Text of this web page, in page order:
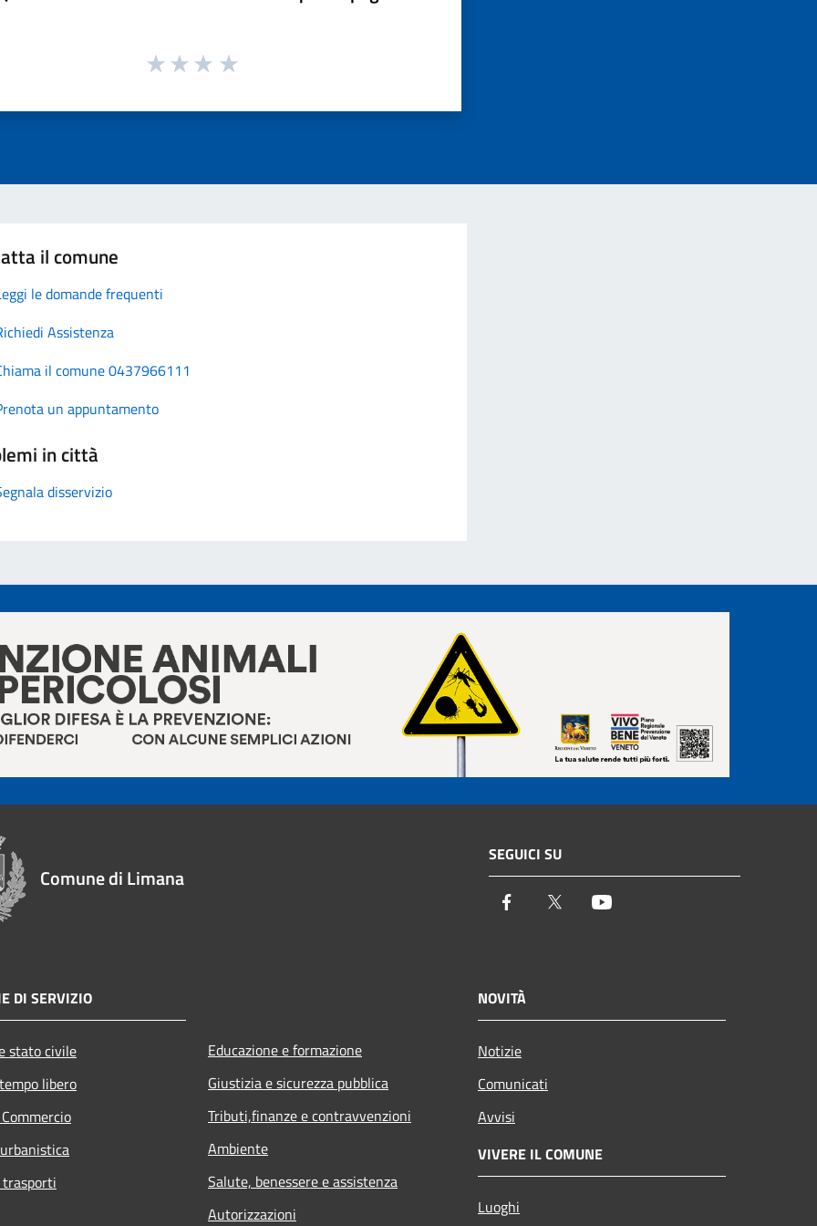
il comune
le domande frequenti
Assistenza
il comune 0437966111
un appuntamento
in città
disservizio
Comune di Limana
SEGUICI SU
Facebook Twitter
DI SERVIZIO
stato civile
libero
Educazione e formazione
Giustizia e sicurezza pubblica
Tributi,finanze e contravvenzioni
Ambiente
Salute, benessere e assistenza
Autorizzazioni
NOVITÀ
Notizie
Comunicati
Avvisi
VIVERE IL COMUNE
Luoghi